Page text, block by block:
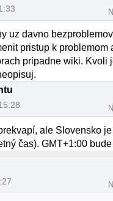
uz davno
pristup k problemom
pripadne wiki. Kvoli
ale Slovensko
čas). GMT+1:00